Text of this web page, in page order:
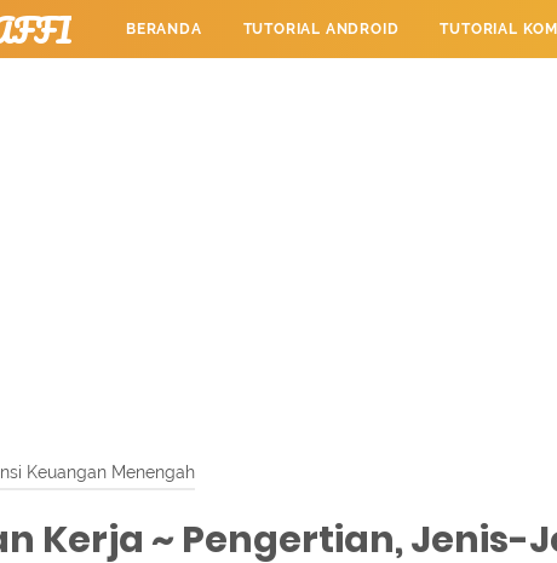
BERANDA TUTORIAL ANDROID TUTORIAL
Keuangan Menengah
Kerja ~ Pengertian, Jenis-